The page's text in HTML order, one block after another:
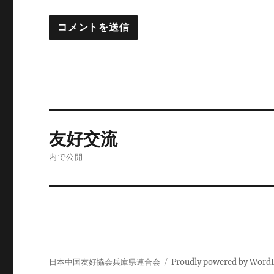
稿
友好交流
内で公開
日本中国友好協会兵庫県連合会 Proudly powered by